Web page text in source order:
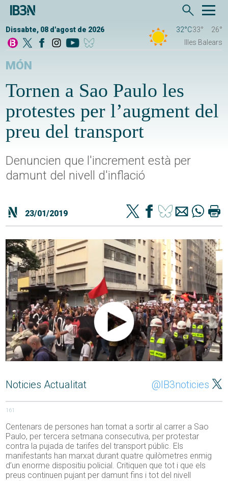
Dissabte, 08 d'agost de 2026 32°C33°
26°
Illes Balears
MÓN
Tornen a Sao Paulo les
protestes per l’augment del
preu del transport
Denuncien que l'increment està per
damunt del nivell d'inflació
23/01/2019
Noticies Actualitat @IB3noticies
161
Centenars de persones han tornat a sortir al carrer a Sao
Paulo, per tercera setmana consecutiva, per protestar
contra la pujada de tarifes del transport públic. Els
manifestants han marxat durant quatre quilòmetres enmig
d’un enorme dispositiu policial. Critiquen que tot i que els
preus continuen pujant per damunt fins i tot del nivell